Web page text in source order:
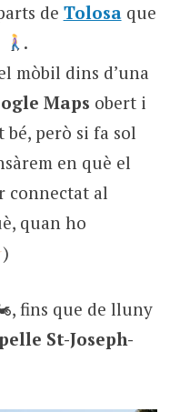
de Tolosaque
.
mòbil dins d’una
Maps obert i
però si fa sol
en què el
connectat al
quan ho
)
fins que de lluny
St-Joseph-